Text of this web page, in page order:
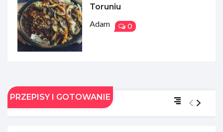
Toruniu
Adam
0
PRZEPISY I GOTOWANIE